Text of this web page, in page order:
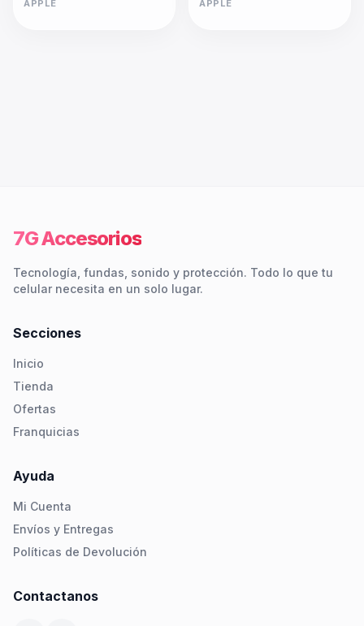
APPLE APPLE
7G Accesorios
Tecnología, fundas, sonido y protección. Todo lo que tu
celular necesita en un solo lugar.
Secciones
Inicio
Tienda
Ofertas
Franquicias
Ayuda
Mi Cuenta
Envíos y Entregas
Políticas de Devolución
Contactanos